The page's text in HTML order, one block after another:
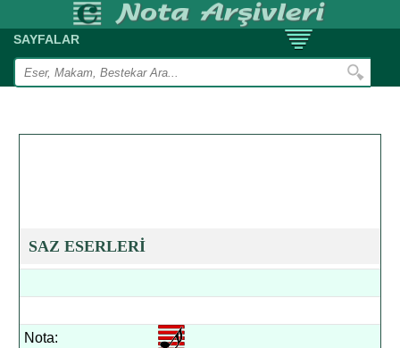
SAYFALAR
SAZ ESERLERİ
Nota: